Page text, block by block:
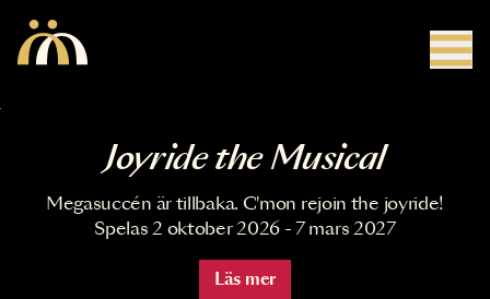
Joyride the Musical
Megasuccén är tillbaka. C'mon rejoin the joyride!
Spelas 2 oktober 2026 - 7 mars 2027
Läs mer